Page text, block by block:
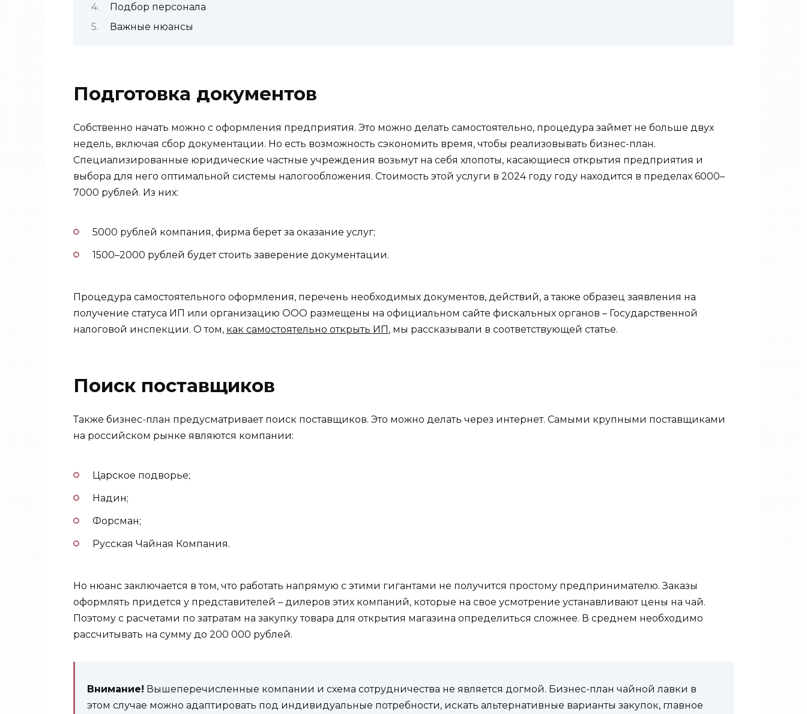
Подбор персонала
Важные нюансы
Подготовка документов
Собственно начать можно с оформления предприятия. Это можно делать самостоятельно, процедура займет не больше двух
недель, включая сбор документации. Но есть возможность сэкономить время, чтобы реализовывать бизнес-план.
Специализированные юридические частные учреждения возьмут на себя хлопоты, касающиеся открытия предприятия и
выбора для него оптимальной системы налогообложения. Стоимость этой услуги в 2024 году году находится в пределах 6000–
7000 рублей. Из них:
5000 рублей компания, фирма берет за оказание услуг;
1500–2000 рублей будет стоить заверение документации.
Процедура самостоятельного оформления, перечень необходимых документов, действий, а также образец заявления на
получение статуса ИП или организацию ООО размещены на официальном сайте фискальных органов – Государственной
налоговой инспекции. О том, как самостоятельно открыть ИП , мы рассказывали в соответствующей статье.
Поиск поставщиков
Также бизнес-план предусматривает поиск поставщиков. Это можно делать через интернет. Самыми крупными поставщиками
на российском рынке являются компании:
Царское подворье;
Надин;
Форсман;
Русская Чайная Компания.
Но нюанс заключается в том, что работать напрямую с этими гигантами не получится простому предпринимателю. Заказы
оформлять придется у представителей – дилеров этих компаний, которые на свое усмотрение устанавливают цены на чай.
Поэтому с расчетами по затратам на закупку товара для открытия магазина определиться сложнее. В среднем необходимо
рассчитывать на сумму до 200 000 рублей.
Внимание! Вышеперечисленные компании и схема сотрудничества не является догмой. Бизнес-план чайной лавки в
этом случае можно адаптировать под индивидуальные потребности, искать альтернативные варианты закупок, главное